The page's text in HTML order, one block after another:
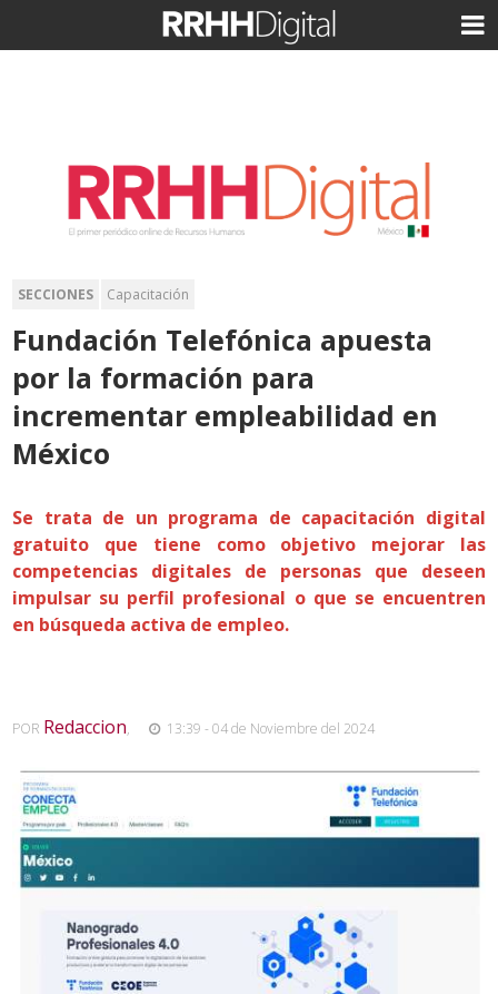
SECCIONES Capacitación
Fundación Telefónica apuesta
por la formación para
incrementar empleabilidad en
México
Se trata de un programa de capacitación digital
gratuito que tiene como objetivo mejorar las
competencias digitales de personas que deseen
impulsar su perfil profesional o que se encuentren
en búsqueda activa de empleo.
POR Redaccion, 13:39 - 04 de Noviembre del 2024